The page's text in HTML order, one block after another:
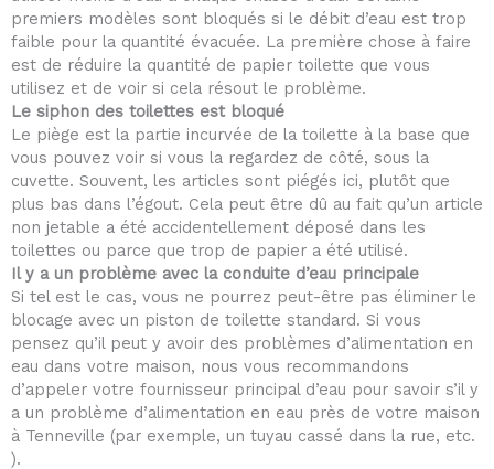
premiers modèles sont bloqués si le débit d’eau est trop
faible pour la quantité évacuée. La première chose à faire
est de réduire la quantité de papier toilette que vous
utilisez et de voir si cela résout le problème.
Le siphon des toilettes est bloqué
Le piège est la partie incurvée de la toilette à la base que
vous pouvez voir si vous la regardez de côté, sous la
cuvette. Souvent, les articles sont piégés ici, plutôt que
plus bas dans l’égout. Cela peut être dû au fait qu’un article
non jetable a été accidentellement déposé dans les
toilettes ou parce que trop de papier a été utilisé.
Il y a un problème avec la conduite d’eau principale
Si tel est le cas, vous ne pourrez peut-être pas éliminer le
blocage avec un piston de toilette standard. Si vous
pensez qu’il peut y avoir des problèmes d’alimentation en
eau dans votre maison, nous vous recommandons
d’appeler votre fournisseur principal d’eau pour savoir s’il y
a un problème d’alimentation en eau près de votre maison
à Tenneville (par exemple, un tuyau cassé dans la rue, etc.
).